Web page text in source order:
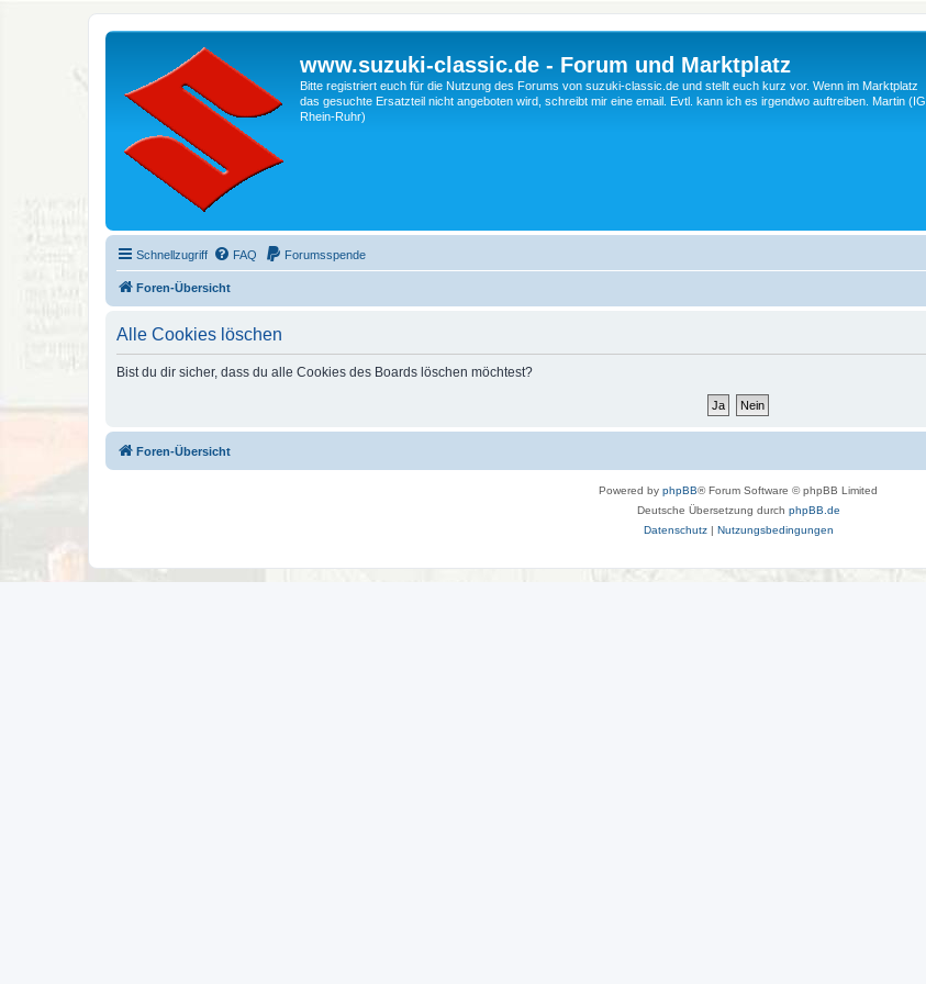
www.suzuki-classic.de - Forum und Marktplatz
Bitte registriert euch für die Nutzung des Forums von suzuki-classic.de und stellt euch kurz vor. Wenn im Marktplatz
das gesuchte Ersatzteil nicht angeboten wird, schreibt mir eine email. Evtl. kann ich es irgendwo auftreiben. Martin (IG
Rhein-Ruhr)
Schnellzugriff FAQ Forumsspende
Foren-Übersicht
Alle Cookies löschen
Bist du dir sicher, dass du alle Cookies des Boards löschen möchtest?
Foren-Übersicht
Powered by phpBB® Forum Software © phpBB Limited
Deutsche Übersetzung durch phpBB.de
Datenschutz| Nutzungsbedingungen